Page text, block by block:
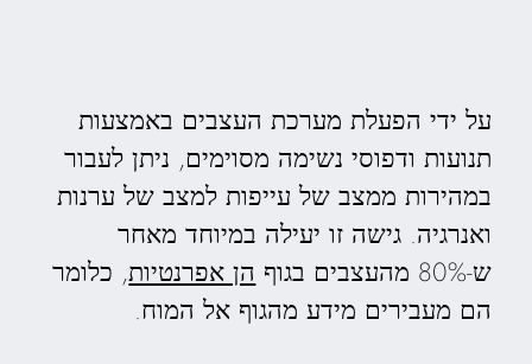
על ידי הפעלת מערכת העצבים באמצעות
תנועות ודפוסי נשימה מסוימים, ניתן לעבור
במהירות ממצב של עייפות למצב של ערנות
ואנרגיה. גישה זו יעילה במיוחד מאחר
ש-80% מהעצבים בגוף
הן אפרנטיות, כלומר
הם מעבירים מידע מהגוף אל המוח.